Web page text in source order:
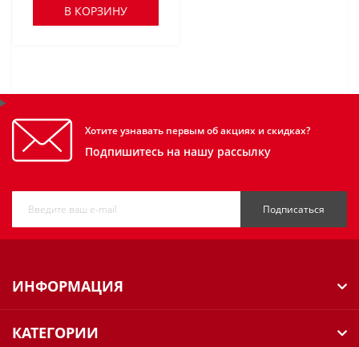
В КОРЗИНУ
Хотите узнавать первым об акциях и скидках?
Подпишитесь на нашу рассылку
Подписаться
ИНФОРМАЦИЯ
КАТЕГОРИИ